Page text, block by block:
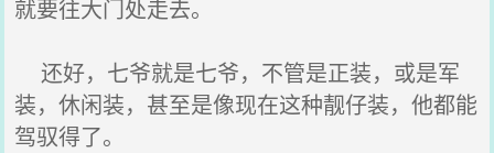
就要往大门处走去。
还好，七爷就是七爷，不管是正装，或是军
装，休闲装，甚至是像现在这种靓仔装，他都能
驾驭得了。